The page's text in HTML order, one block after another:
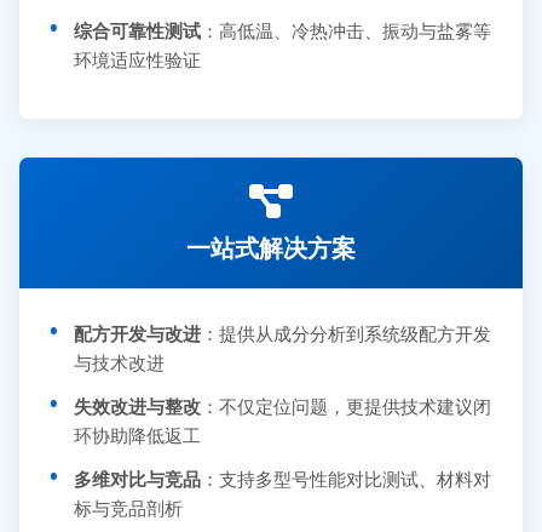
综合可靠性测试 ：高低温、冷热冲击、振动与盐雾等
环境适应性验证
一站式解决方案
配方开发与改进 ：提供从成分分析到系统级配方开发
与技术改进
失效改进与整改 ：不仅定位问题，更提供技术建议闭
环协助降低返工
多维对比与竞品 ：支持多型号性能对比测试、材料对
标与竞品剖析